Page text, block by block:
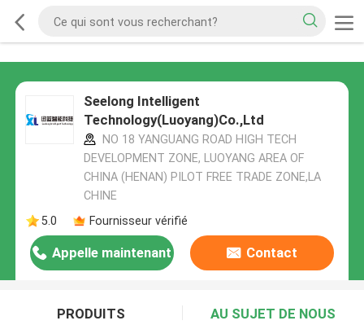
Seelong Intelligent
Technology(Luoyang)Co.,Ltd
NO 18 YANGUANG ROAD HIGH TECH
DEVELOPMENT ZONE, LUOYANG AREA OF
CHINA (HENAN) PILOT FREE TRADE ZONE,LA
CHINE
5.0
Fournisseur vérifié
Appelle maintenant Contact
PRODUITS AU SUJET DE NOUS